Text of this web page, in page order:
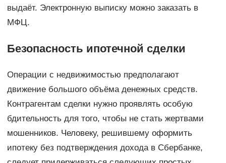
выдаёт. Электронную выписку можно заказать в
МФЦ.
Безопасность ипотечной сделки
Операции с недвижимостью предполагают
движение большого объёма денежных средств.
Контрагентам сделки нужно проявлять особую
бдительность для того, чтобы не стать жертвами
мошенников. Человеку, решившему оформить
ипотеку без подтверждения дохода в Сбербанке,